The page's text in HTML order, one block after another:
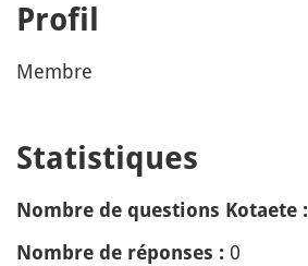
Profil
Membre
Statistiques
Nombre de questions Kotaete :
Nombre de réponses : 0